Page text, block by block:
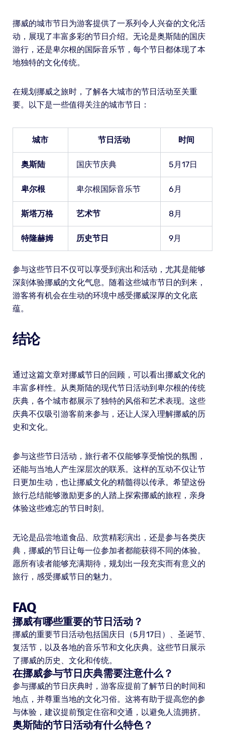
挪威的城市节日为游客提供了一系列令人兴奋的文化活
动，展现了丰富多彩的节日介绍。无论是奥斯陆的国庆
游行，还是卑尔根的国际音乐节，每个节日都体现了本
地独特的文化传统。
在规划挪威之旅时，了解各大城市的节日活动至关重
要。以下是一些值得关注的城市节日：
城市 节日活动 时间
奥斯陆 国庆节庆典 5月17日
卑尔根 卑尔根国际音乐节 6月
斯塔万格 艺术节 8月
特隆赫姆 历史节日 9月
参与这些节日不仅可以享受到演出和活动，尤其是能够
深刻体验挪威的文化气息。随着这些城市节日的到来，
游客将有机会在生动的环境中感受挪威深厚的文化底
蕴。
结论
通过这篇文章对挪威节日的回顾，可以看出挪威文化的
丰富多样性。从奥斯陆的现代节日活动到卑尔根的传统
庆典，各个城市都展示了独特的风俗和艺术表现。这些
庆典不仅吸引游客前来参与，还让人深入理解挪威的历
史和文化。
参与这些节日活动，旅行者不仅能够享受愉悦的氛围，
还能与当地人产生深层次的联系。这样的互动不仅让节
日更加生动，也让挪威文化的精髓得以传承。希望这份
旅行总结能够激励更多的人踏上探索挪威的旅程，亲身
体验这些难忘的节日时刻。
无论是品尝地道食品、欣赏精彩演出，还是参与各类庆
典，挪威的节日让每一位参加者都能获得不同的体验。
愿所有读者能够充满期待，规划出一段充实而有意义的
旅行，感受挪威节日的魅力。
FAQ
挪威有哪些重要的节日活动？
挪威的重要节日活动包括国庆日（5月17日）、圣诞节、
复活节，以及各地的音乐节和文化庆典。这些节日展示
了挪威的历史、文化和传统。
在挪威参与节日庆典需要注意什么？
参与挪威的节日庆典时，游客应提前了解节日的时间和
地点，并尊重当地的文化习俗。这将有助于提高您的参
与体验，建议提前预定住宿和交通，以避免人流拥挤。
奥斯陆的节日活动有什么特色？